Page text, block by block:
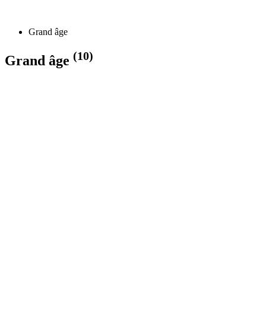
Grand âge
Grand âge (10)